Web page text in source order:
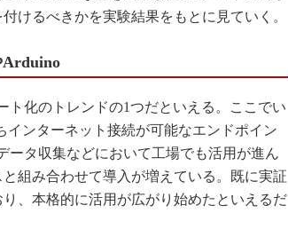
けるべきかを実験結果をもとに見ていく。
Arduino
化のトレンドの1つだといえる。ここでい
インターネット接続が可能なエンドポイン
ータ収集などにおいて工場でも活用が進ん
組み合わせて導入が増えている。既に実証
、本格的に活用が広がり始めたといえるだ